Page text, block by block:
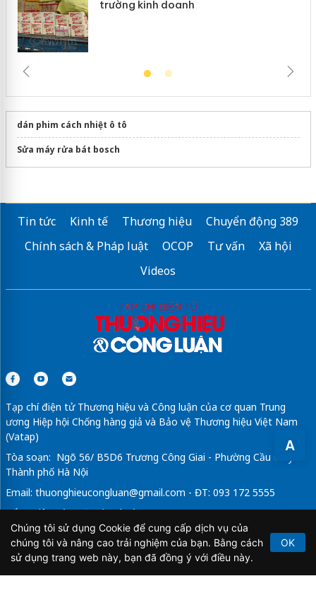
A
trường kinh doanh
dán phim cách nhiệt ô tô
Sửa máy rửa bát bosch
Tin tức Kinh tế Thương hiệu
Chuyển động 389
Chính sách & Pháp luật
OCOP Tư vấn
Xã hội
Videos
Tạp chí điện tử Thương hiệu và Công luận của cơ quan Trung
ương Hiệp hội Chống hàng giả và Bảo vệ Thương hiệu Việt Nam
(Vatap)
Tòa soạn: Ngõ 56/ B5D6 Trương Công Giai - Phường Cầu Giấy -
Thành phố Hà Nội
Email: thuonghieucongluan@gmail.com - ĐT: 093 172 5555
Tổng Biên Tập: Vũ Đức Thuận
Giấy phép hoạt động báo chí điện tử số 64/GP-BTTTT do Bộ
Thông tin và Truyền thông cấp ngày 21/2/2020.
Chúng tôi sử dụng Cookie để cung cấp dịch vụ của
chúng tôi và nâng cao trải nghiệm của bạn. Bằng cách
sử dụng trang web này, bạn đã đồng ý với điều này.
OK